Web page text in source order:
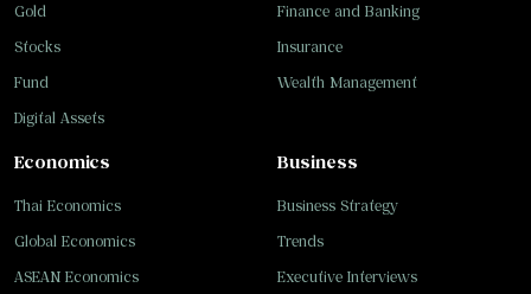
Gold
Stocks
Fund
Digital Assets
Finance and Banking
Insurance
Wealth Management
Business
Business Strategy
Trends
Executive Interviews
Economics
Thai Economics
Global Economics
ASEAN Economics